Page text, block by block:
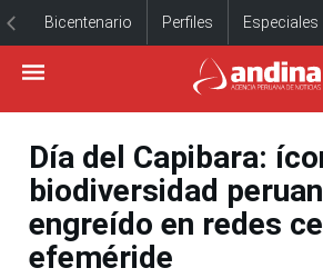
Bicentenario Perfiles Especiales
Día del Capibara:
biodiversidad
engreído en redes
efeméride